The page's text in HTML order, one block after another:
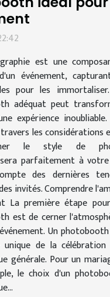
est une
événement,
pour les
adéquat peut
expérience
les considérations
le style de
parfaitement à
des dernières
invités. Comprendre
La première étape
est de cerner
Un
unique de la
générale. Pour un
le choix d'un